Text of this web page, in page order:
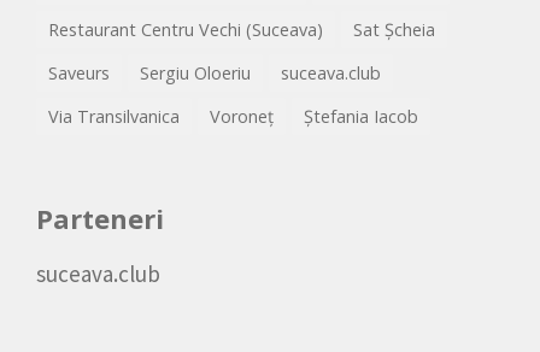
Restaurant Centru Vechi (Suceava)
Sat Șcheia
Saveurs
Sergiu Oloeriu
suceava.club
Via Transilvanica
Voroneț Ștefania Iacob
Parteneri
suceava.club